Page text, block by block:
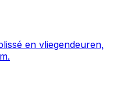
en vliegendeuren,